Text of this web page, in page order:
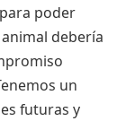
poder
debería
un
futuras y